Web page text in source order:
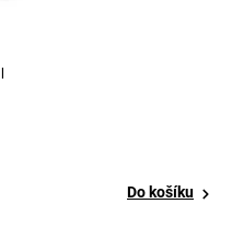
Do košíku